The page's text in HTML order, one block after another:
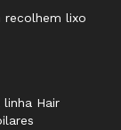
recolhem lixo
Hair